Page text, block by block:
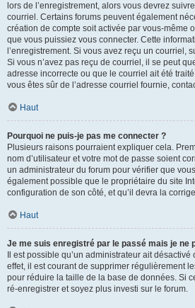
lors de l’enregistrement, alors vous devrez
courriel. Certains forums peuvent également
création de compte soit activée par vous-même
que vous puissiez vous connecter. Cette
l’enregistrement. Si vous avez reçu un courriel,
Si vous n’avez pas reçu de courriel, il se peut
adresse incorrecte ou que le courriel ait été
vous êtes sûr de l’adresse courriel fournie,
Haut
Pourquoi ne puis-je pas me connecter ?
Plusieurs raisons pourraient expliquer cela.
nom d’utilisateur et votre mot de passe soient
un administrateur du forum pour vérifier que
également possible que le propriétaire du site
configuration de son côté, et qu’il devra la
Haut
Je me suis enregistré par le passé mais je ne
Il est possible qu’un administrateur ait
effet, il est courant de supprimer régulièrement
pour réduire la taille de la base de données. Si
ré-enregistrer et soyez plus investi sur le forum.